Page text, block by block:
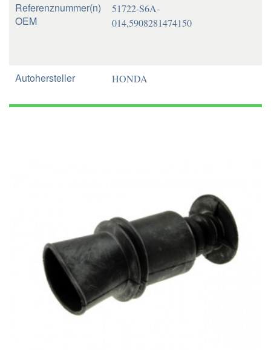
Referenznummer(n)
OEM
51722-S6A-
014,5908281474150
Autohersteller HONDA